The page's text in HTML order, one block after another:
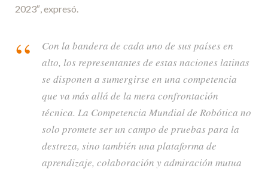
2023″, expresó.
Con la bandera de cada uno de sus países en
alto, los representantes de estas naciones latinas
se disponen a sumergirse en una competencia
que va más allá de la mera confrontación
técnica. La Competencia Mundial de Robótica no
solo promete ser un campo de pruebas para la
destreza, sino también una plataforma de
aprendizaje, colaboración y admiración mutua